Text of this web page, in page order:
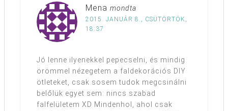
Mena mondta
2015. JANUÁR 8., CSÜTÖRTÖK,
18:37
Jó lenne ilyenekkel pepecselni, és mindig
örömmel nézegetem a faldekorációs DIY
ötleteket, csak sosem tudok megcsinálni
belőlük egyet sem: nincs szabad
falfelületem XD Mindenhol, ahol csak